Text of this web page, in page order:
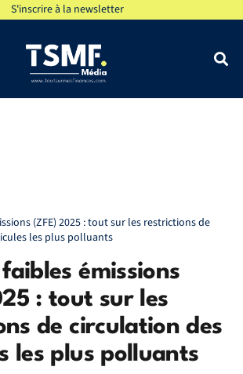
S'inscrire à la newsletter
(ZFE) 2025 : tout sur les restrictions de
les plus polluants
émissions
: tout sur les
de circulation des
les plus polluants